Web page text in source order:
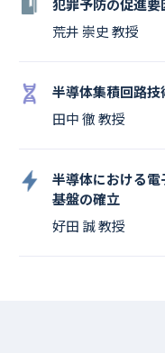
犯罪予防の促進要
荒井 崇史 教授
半導体集積回路
田中 徹 教授
半導体における
基盤の確立
好田 誠 教授